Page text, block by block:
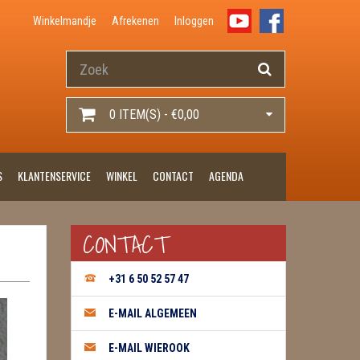
Winkelmandje Afrekenen Inloggen
0 ITEM(S) - €0,00
KLANTENSERVICE WINKEL CONTACT AGENDA
CONTACT
+31 6 50 52 57 47
E-MAIL ALGEMEEN
E-MAIL WIEROOK